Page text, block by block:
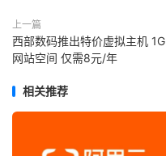
上一篇
西部数码推出特价虚拟主机 1G
网站空间 仅需8元/年
相关推荐